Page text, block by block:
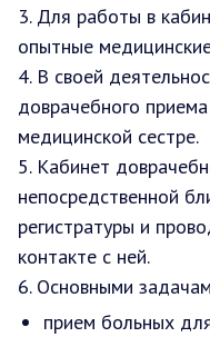
3. Для работы в
опытные
4. В своей
доврачебного
медицинской сестре.
5. Кабинет
непосредственной
регистратуры и
контакте с ней.
6. Основными
прием больных